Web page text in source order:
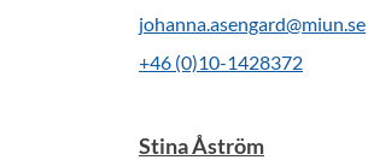
johanna.asengard@miun.se
+46 (0)10-1428372
Stina Åström